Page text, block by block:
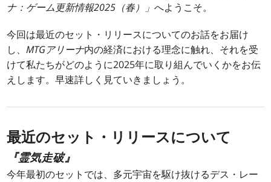
ナ：ゲーム更新情報2025（春）」へようこそ。
今回は最近のセット・リリースについてのお話をお届け
し、MTGアリーナ内の経済における理念に触れ、それを受
けて私たちがどのように2025年に取り組んでいくかをお伝
えします。早速詳しく見ていきましょう。
最近のセット・リリースについて
『霊気走破』
今年最初のセットでは、多元宇宙を駆け抜けるデス・レー